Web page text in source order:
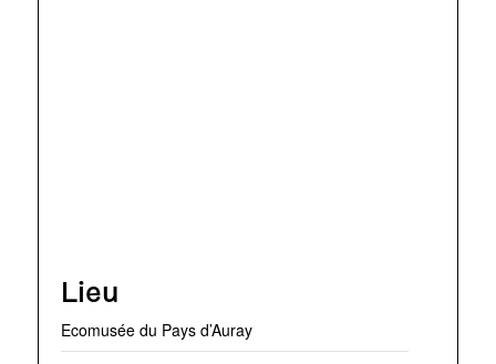
Lieu
Ecomusée du Pays d’Auray